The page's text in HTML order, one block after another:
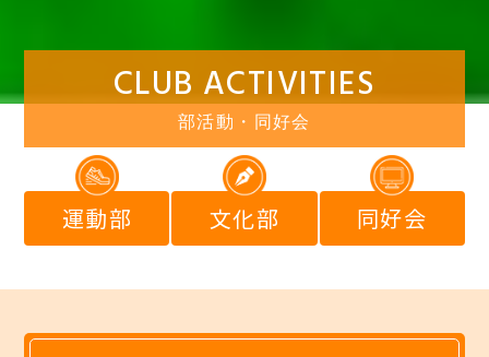
CLUB ACTIVITIES
部活動・同好会
運動部 文化部 同好会